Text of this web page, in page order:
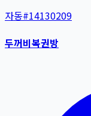
자동#14130209
두꺼비복권방